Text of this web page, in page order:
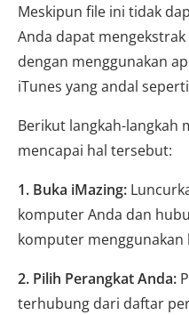
Meskipun file ini tidak
Anda dapat
dengan menggunakan
iTunes yang andal
Berikut langkah-langkah
mencapai hal tersebut:
1. Buka iMazing:
komputer Anda dan
komputer menggunakan
2. Pilih Perangkat Anda:
terhubung dari daftar